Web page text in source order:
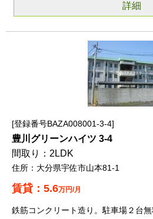
詳細
登録番号BAZA008001-3-4
豊川グリーンハイツ 3-4
2LDK
大分県宇佐市山本81-1
5.6万円/月
鉄筋コンクリート造り。駐車場２台